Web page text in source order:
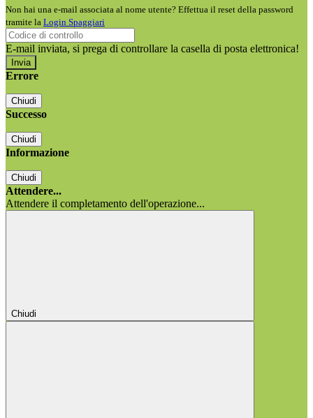
Non hai una e-mail associata al nome utente? Effettua il reset della password
tramite la Login Spaggiari
E-mail inviata, si prega di controllare la casella di posta elettronica!
Errore
Chiudi
Successo
Chiudi
Informazione
Chiudi
Attendere...
Attendere il completamento dell'operazione...
Chiudi